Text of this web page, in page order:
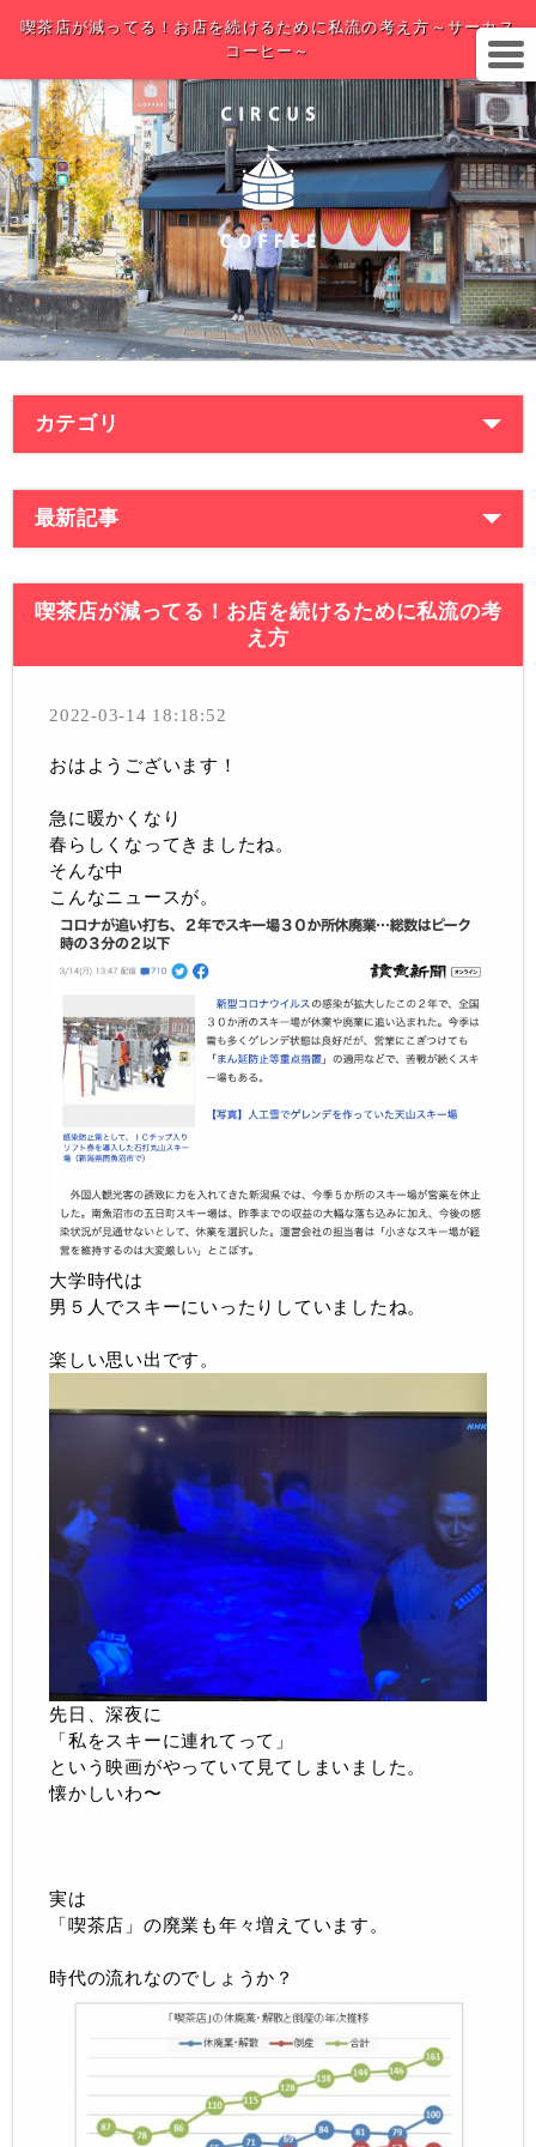
喫茶店が減ってる！お店を続けるために私流の考え方～サーカス
コーヒー～
カテゴリ
最新記事
喫茶店が減ってる！お店を続けるために私流の考
え方
2022-03-14 18:18:52
おはようございます！
急に暖かくなり
春らしくなってきましたね。
そんな中
こんなニュースが。
大学時代は
男５人でスキーにいったりしていましたね。
楽しい思い出です。
先日、深夜に
「私をスキーに連れてって」
という映画がやっていて見てしまいました。
懐かしいわ〜
実は
「喫茶店」の廃業も年々増えています。
時代の流れなのでしょうか？